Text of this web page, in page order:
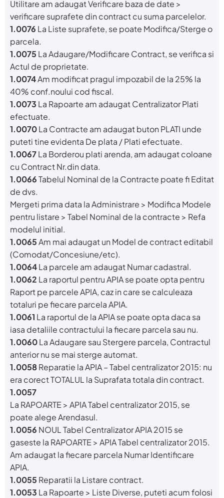
Utilitare am adaugat Verificare baza de date >
verificare suprafete din contract cu suma parcelelor.
1.0076 La Liste suprafete, se poate Modifica/Sterge o
parcela.
1.0075 La Adaugare/Modificare Contract, se verifica si
Actul de proprietate.
1.0074Am modificat pragul impozabil de la 25% la
40% conf.noului cod fiscal.
1.0073 La Rapoarte am adaugat Centralizator Plati
efectuate.
1.0070La Contracte am adaugat buton PLATI unde
puteti tine evidenta De plata / Plati efectuate.
1.0067La Borderou plati arenda, am adaugat coloane
cu Contract Nr.din data.
1.0066Tabelul Nominal de la Contracte poate fi Editat
de dvs.
Mergeti prima data la Administrare > Modifica Modele
pentru listare > Tabel Nominal de la contracte > Refa
modelul initial.
1.0065Am mai adaugat un Model de contract editabil
(Comodat/Concesiune/etc).
1.0064La parcele am adaugat Numar cadastral.
1.0062 La raportul pentru APIA se poate opta pentru
Raport pe parcele APIA, caz in care se calculeaza
totaluri pe fiecare parcela APIA.
1.0061 La raportul de la APIA se poate opta daca sa
iasa detaliile contractului la fiecare parcela sau nu.
1.0060La Adaugare sau Stergere parcela, Contractul
anterior nu se mai sterge automat.
1.0058Reparatie la APIA – Tabel centralizator 2015: nu
era corect TOTALUL la Suprafata totala din contract.
1.0057
La RAPOARTE > APIA Tabel centralizator 2015, se
poate alege Arendasul.
1.0056 NOUL Tabel Centralizator APIA 2015 se
gaseste la RAPOARTE > APIA Tabel centralizator 2015.
Am adaugat la fiecare parcela Numar Identificare
APIA.
1.0055 Reparatii la Listare contract.
1.0053 La Rapoarte > Liste Diverse, puteti acum folosi